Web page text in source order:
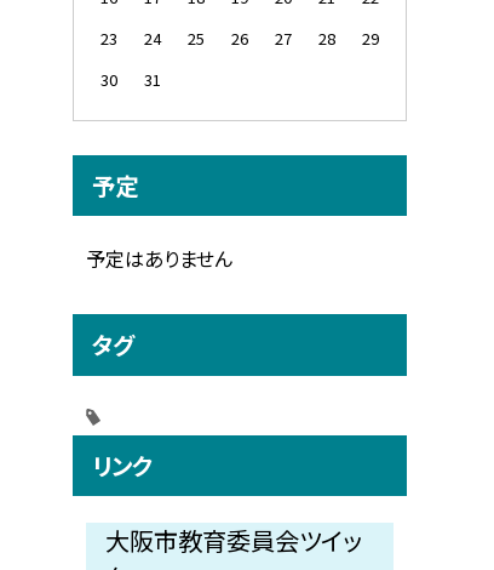
23
24 25 26 27 28
29
30
31
予定
予定はありません
タグ
リンク
大阪市教育委員会ツイッ